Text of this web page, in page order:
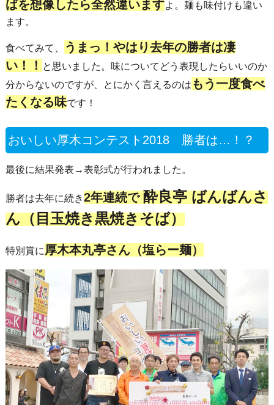
ばを想像したら全然違いますよ。麺も味付けも違い
ます。
食べてみて、
うまっ！やはり去年の勝者は凄
い！！ と思いました。味についてどう表現したらいいのか
分からないのですが、とにかく言えるのは もう一度食べ
たくなる味です！
おいしい厚木コンテスト2018 勝者は…！？
最後に結果発表→表彰式が行われました。
勝者は去年に続き2年連続で酔良亭 ばんばんさ
ん（目玉焼き黒焼きそば）
特別賞に厚木本丸亭さん（塩らー麺）